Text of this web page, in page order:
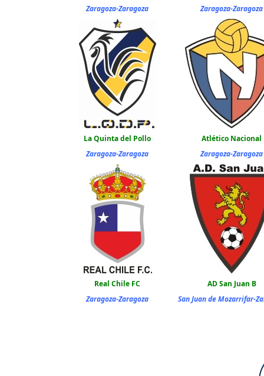
Zaragoza-Zaragoza
Zaragoza-Zaragoza
La Quinta del Pollo
Atlético Nacional
Zaragoza-Zaragoza
Zaragoza-Zaragoza
Real Chile FC
AD San Juan B
Zaragoza-Zaragoza
San Juan de Mozarrifar-